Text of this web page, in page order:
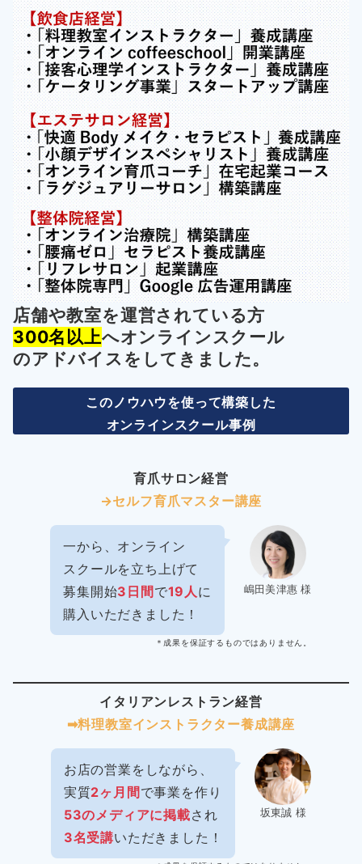
店舗や教室を運営されている方
300名以上へオンラインスクール
のアドバイスをしてきました。
このノウハウを使って構築した
オンラインスクール事例
育爪サロン経営
→セルフ育爪マスター講座
嶋田美津惠 様
一から、オンライン
スクールを立ち上げて
募集開始3日間で19人 に
購入いただきました！
＊成果を保証するものではありません。
イタリアンレストラン経営
➡︎料理教室インストラクター養成講座
坂東誠 様
お店の営業をしながら、
実質2ヶ月間で事業を作り
53のメディアに掲載され
3名受講いただきました！